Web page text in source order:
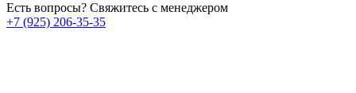
Есть вопросы? Свяжитесь с менеджером
+7 (925) 206‑35‑35